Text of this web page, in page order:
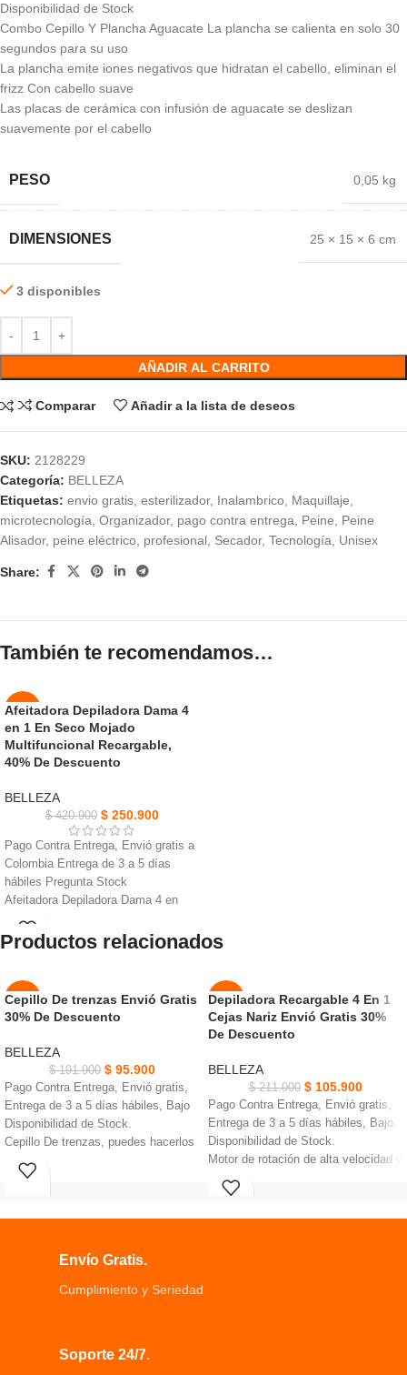
Disponibilidad de Stock
Combo Cepillo Y Plancha Aguacate La plancha se calienta en solo 30
segundos para su uso
La plancha emite iones negativos que hidratan el cabello, eliminan el
frizz Con cabello suave
Las placas de cerámica con infusión de aguacate se deslizan
suavemente por el cabello
PESO 0,05 kg
DIMENSIONES 25 × 15 × 6 cm
3 disponibles
AÑADIR AL CARRITO
Comparar Añadir a la lista de deseos
SKU: 2128229
Categoría: BELLEZA
Etiquetas: envio gratis, esterilizador, Inalambrico, Maquillaje,
microtecnología, Organizador, pago contra entrega, Peine, Peine
Alisador, peine eléctrico, profesional, Secador, Tecnología, Unisex
Share:
También te recomendamos…
-40%
AGOT
ADO
Afeitadora Depiladora Dama 4
en 1 En Seco Mojado
Multifuncional Recargable,
40% De Descuento
BELLEZA
$420.900 $250.900
Pago Contra Entrega, Envió gratis a
Colombia Entrega de 3 a 5 días
hábiles Pregunta Stock
Afeitadora Depiladora Dama 4 en
1 Elimina la suciedad pequeña y los
artículos en tu cara
usos
Forma de l y pinzas delicadamente
0,5mm,
Puede eliminar el pelo en las axilas,
piernas, tobillos e incluso en la zona
del bikini.
Eliminar el cabello de forma efectiva
y rápida brazos labios superiores
Mejora la salud de tu cara y
tensión de tu cara
Alisar tus líneas faciales, alisar tus
arrugas y mejorar la circulación
Productos relacionados
-50%
Cepillo De trenzas Envió Gratis
30% De Descuento
BELLEZA
$191.900 $95.900
Pago Contra Entrega, Envió gratis,
Entrega de 3 a 5 días hábiles, Bajo
Disponibilidad de Stock.
Cepillo De trenzas, puedes hacerlos
mejores peinados trenzados.
colócalos en los sujetadores y
donde van las baterías.
-50%
NUEVO
Depiladora Recargable 4 En 1
Cejas Nariz Envió Gratis 30%
De Descuento
BELLEZA
$211.000 $105.900
Pago Contra Entrega, Envió gratis,
Entrega de 3 a 5 días hábiles, Bajo
Disponibilidad de Stock.
Motor de rotación de alta velocidad y
cuchillas afiladas de acero
inoxidable.
Envío Gratis.
Cumplimiento y Seriedad
Soporte 24/7.